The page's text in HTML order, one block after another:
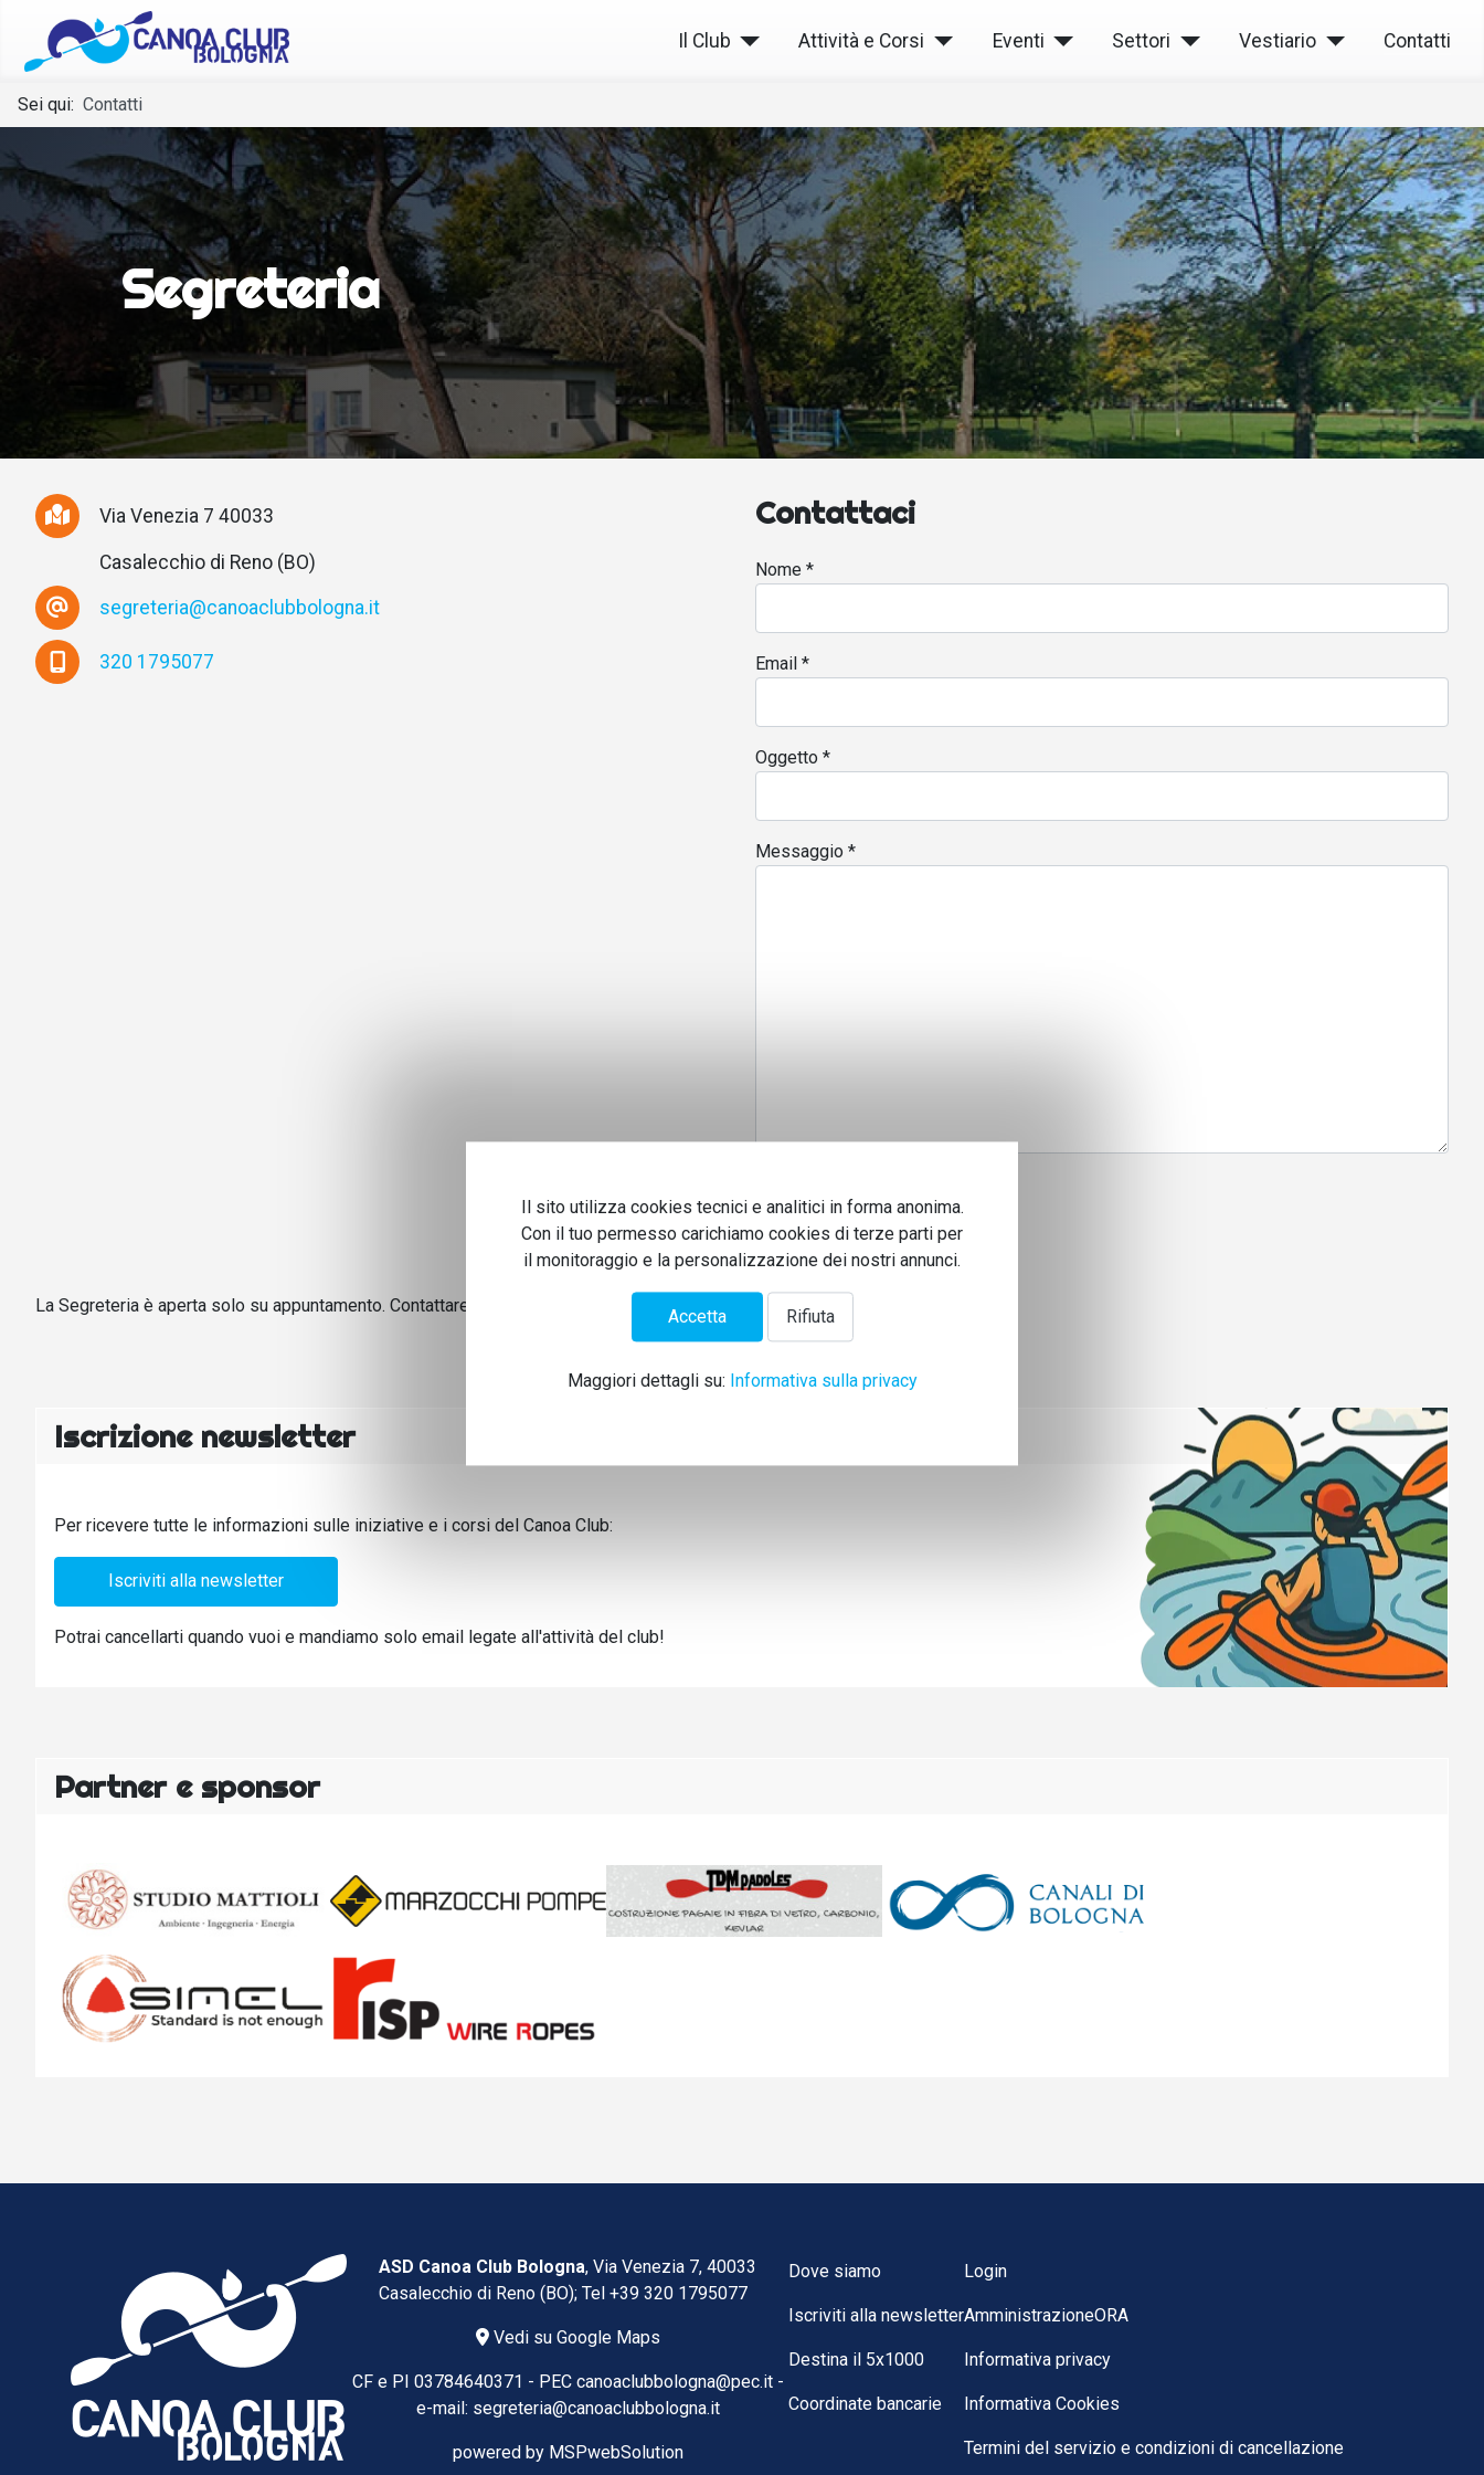
Il Club Attività e Corsi Eventi Settori Vestiario Contatti
Sei qui: Contatti
Segreteria
Via Venezia 7 40033
Casalecchio di Reno (BO)
segreteria@canoaclubbologna.it
320 1795077
Contattaci
Nome *
Email *
Oggetto *
Messaggio *
Invia email
La Segreteria è aperta solo su appuntamento. Contattare il numero di telefono per ogni informazione.
Iscrizione newsletter
Per ricevere tutte le informazioni sulle iniziative e i corsi del Canoa Club:
Iscriviti alla newsletter
Potrai cancellarti quando vuoi e mandiamo solo email legate all'attività del club!
Partner e sponsor
ASD Canoa Club Bologna, Via Venezia 7, 40033
Casalecchio di Reno (BO); Tel +39 320 1795077
Vedi su Google Maps
CF e PI 03784640371 - PEC canoaclubbologna@pec.it -
e-mail: segreteria@canoaclubbologna.it
powered by MSPwebSolution
Dove siamo
Iscriviti alla newsletter
Destina il 5x1000
Coordinate bancarie
Login
AmministrazioneORA
Informativa privacy
Informativa Cookies
Termini del servizio e condizioni di cancellazione
Il sito utilizza cookies tecnici e analitici in forma anonima.
Con il tuo permesso carichiamo cookies di terze parti per
il monitoraggio e la personalizzazione dei nostri annunci.
Accetta Rifiuta
Maggiori dettagli su: Informativa sulla privacy